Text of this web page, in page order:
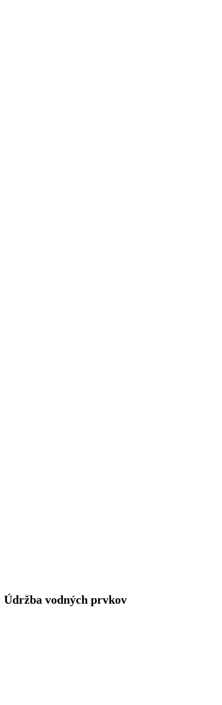
Údržba vodných prvkov